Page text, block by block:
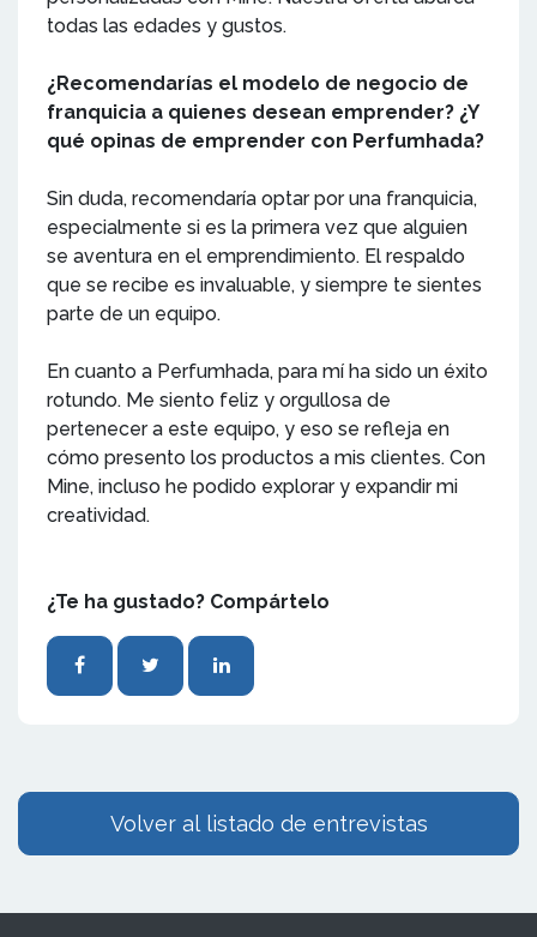
todas las edades y gustos.
¿Recomendarías el modelo de negocio de
franquicia a quienes desean emprender? ¿Y
qué opinas de emprender con Perfumhada?
Sin duda, recomendaría optar por una franquicia,
especialmente si es la primera vez que alguien
se aventura en el emprendimiento. El respaldo
que se recibe es invaluable, y siempre te sientes
parte de un equipo.
En cuanto a Perfumhada, para mí ha sido un éxito
rotundo. Me siento feliz y orgullosa de
pertenecer a este equipo, y eso se refleja en
cómo presento los productos a mis clientes. Con
Mine, incluso he podido explorar y expandir mi
creatividad.
¿Te ha gustado? Compártelo
Volver al listado de entrevistas